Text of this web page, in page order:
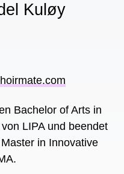
Kuløy
Bachelor of Arts in
LIPA und beendet
in Innovative